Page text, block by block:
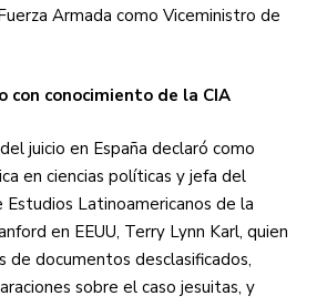
Armada como Viceministro de
con conocimiento de la CIA
juicio en España declaró como
en ciencias políticas y jefa del
Latinoamericanos de la
en EEUU, Terry Lynn Karl, quien
de documentos desclasificados,
sobre el caso jesuitas, y